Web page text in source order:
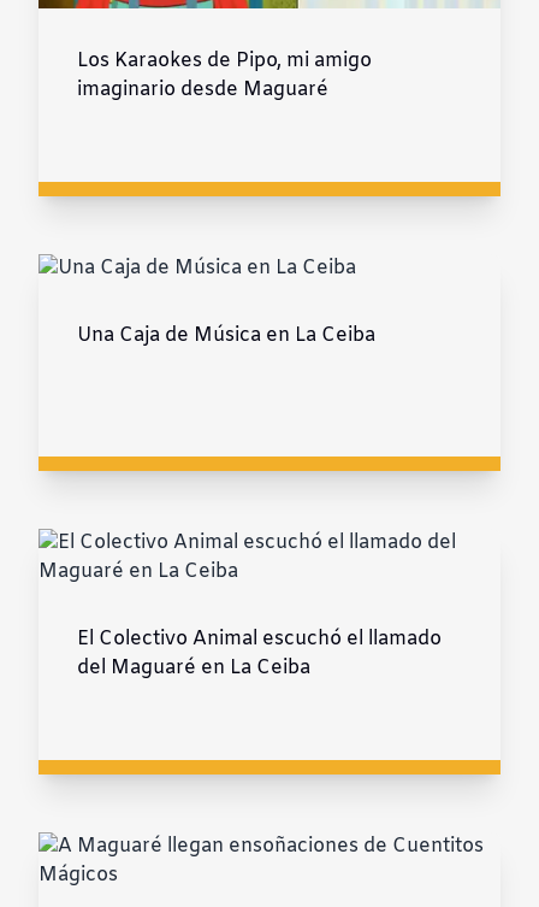
Los Karaokes de Pipo, mi amigo
imaginario desde Maguaré
Una Caja de Música en La Ceiba
El Colectivo Animal escuchó el llamado
del Maguaré en La Ceiba